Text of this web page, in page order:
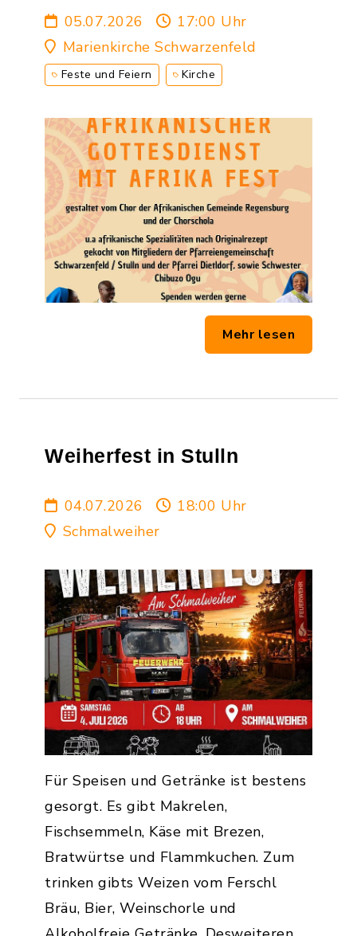
05.07.2026
17:00 Uhr
Marienkirche Schwarzenfeld
Feste und Feiern Kirche
Mehr lesen
Weiherfest in Stulln
04.07.2026
18:00 Uhr
Schmalweiher
Für Speisen und Getränke ist bestens
gesorgt. Es gibt Makrelen,
Fischsemmeln, Käse mit Brezen,
Bratwürtse und Flammkuchen. Zum
trinken gibts Weizen vom Ferschl
Bräu, Bier, Weinschorle und